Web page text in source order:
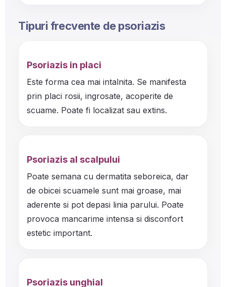
Tipuri frecvente de psoriazis
Psoriazis in placi
Este forma cea mai intalnita. Se manifesta
prin placi rosii, ingrosate, acoperite de
scuame. Poate fi localizat sau extins.
Psoriazis al scalpului
Poate semana cu dermatita seboreica, dar
de obicei scuamele sunt mai groase, mai
aderente si pot depasi linia parului. Poate
provoca mancarime intensa si disconfort
estetic important.
Psoriazis unghial